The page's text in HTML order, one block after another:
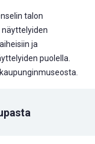
talon
ja
puolella.